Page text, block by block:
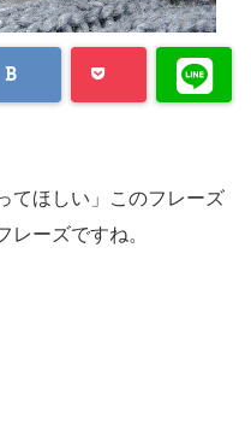
てほしい」このフレーズ
レーズですね。